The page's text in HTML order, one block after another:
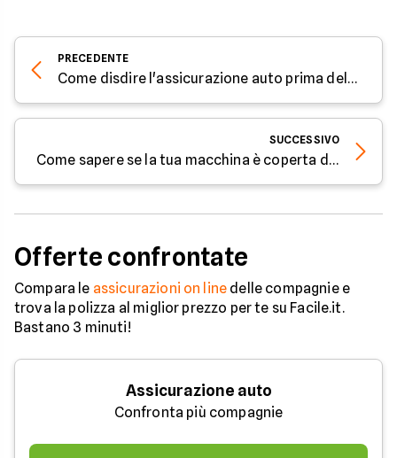
PRECEDENTE
Come disdire l'assicurazione auto prima della scadenza: procedura e tempi
SUCCESSIVO
Come sapere se la tua macchina è coperta da assicurazione
Offerte confrontate
Compara le assicurazioni on line delle compagnie e
trova la polizza al miglior prezzo per te su Facile.it.
Bastano 3 minuti!
Assicurazione auto
Confronta più compagnie